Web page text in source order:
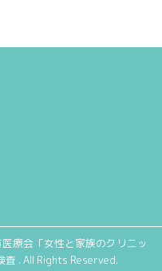
療会「女性と家族のクリニッ
査 . All Rights Reserved.